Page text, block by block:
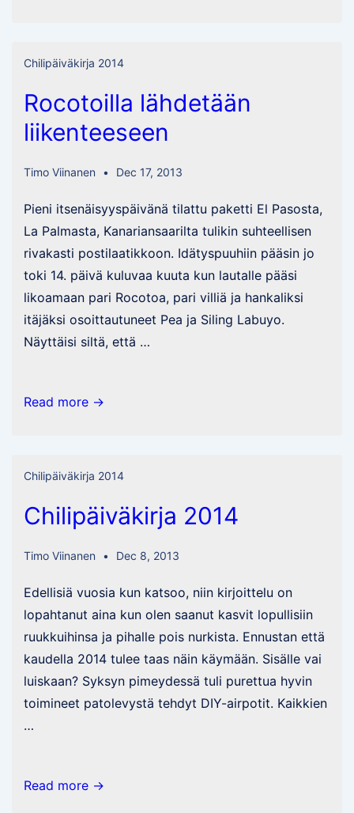
Chilipäiväkirja 2014
Rocotoilla lähdetään
liikenteeseen
Timo Viinanen Dec 17, 2013
Pieni itsenäisyyspäivänä tilattu paketti El Pasosta,
La Palmasta, Kanariansaarilta tulikin suhteellisen
rivakasti postilaatikkoon. Idätyspuuhiin pääsin jo
toki 14. päivä kuluvaa kuuta kun lautalle pääsi
likoamaan pari Rocotoa, pari villiä ja hankaliksi
itäjäksi osoittautuneet Pea ja Siling Labuyo.
Näyttäisi siltä, että …
Rocotoilla
Read more →
Chilipäiväkirja 2014
Chilipäiväkirja 2014
Timo Viinanen Dec 8, 2013
Edellisiä vuosia kun katsoo, niin kirjoittelu on
lopahtanut aina kun olen saanut kasvit lopullisiin
ruukkuihinsa ja pihalle pois nurkista. Ennustan että
kaudella 2014 tulee taas näin käymään. Sisälle vai
luiskaan? Syksyn pimeydessä tuli purettua hyvin
toimineet patolevystä tehdyt DIY-airpotit. Kaikkien
…
Chilipäiväkirja
Read more →